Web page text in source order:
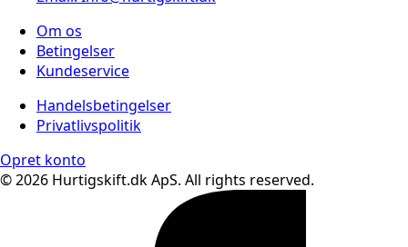
Om os
Betingelser
Kundeservice
Handelsbetingelser
Privatlivspolitik
Opret konto
© 2026 Hurtigskift.dk ApS. All rights reserved.